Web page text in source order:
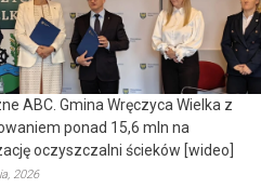
ABC. Gmina Wręczyca Wielka z
ponad 15,6 mln na
oczyszczalni ścieków [wideo]
2026